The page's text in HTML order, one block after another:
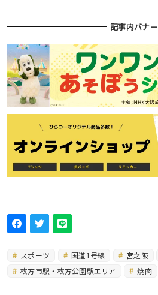
記事内バナー
スポーツ 国道1号線 宮之阪
枚方市駅・枚方公園駅エリア
焼肉